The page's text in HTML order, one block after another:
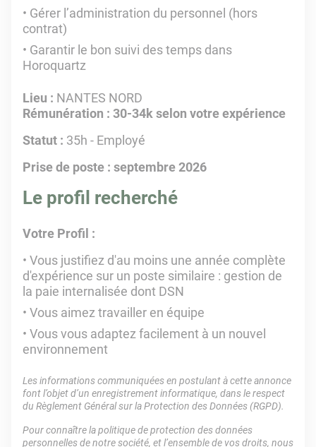
Gérer l’administration du personnel (hors
contrat)
Garantir le bon suivi des temps dans
Horoquartz
Lieu : NANTES NORD
Rémunération : 30-34k selon votre expérience
Statut : 35h - Employé
Prise de poste : septembre 2026
Le profil recherché
Votre Profil :
Vous justifiez d'au moins une année complète
d'expérience sur un poste similaire : gestion de
la paie internalisée dont DSN
Vous aimez travailler en équipe
Vous vous adaptez facilement à un nouvel
environnement
Les informations communiquées en postulant à cette annonce
font l’objet d’un enregistrement informatique, dans le respect
du Règlement Général sur la Protection des Données (RGPD).
Pour connaître la politique de protection des données
personnelles de notre société, et l’ensemble de vos droits, nous